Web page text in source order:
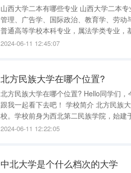
山西大学二本有哪些专业 山西大学二本专业有考古学、历史学、汉语言文学、哲学、法学、旅游
管理、广告学、国际政治、教育学、劳动与
普通高等学校本科专业，属法学类专业，基本修
生具有扎实的专业理论基础和熟练的职业
2024-06-11 12:45:07
北方民族大学在哪个位置?
北方民族大学在哪个位置? Hello同学们，今天学姐要为大家介绍的是北方民族大学在哪个位置~快
跟我一起看下去吧！ 学校简介 北方民族大学直属国家民族事务委员会，是一所综合性普通高等院
校。学校前身为西北第二民族学院，始
硕士、学士学位授权单位。 地理位置 学校的地址是宁夏回族自治区银川市文昌路街道文昌北街
2024-06-11 12:22:05
中北大学是个什么档次的大学